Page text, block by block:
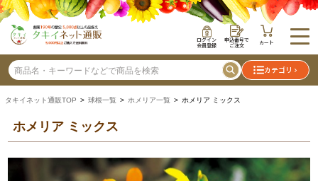
ログイン
会員登録
申込番号で
ご注文 カート
カテゴリ
タキイネット通販TOP > 球根一覧 > ホメリア一覧 > ホメリア ミックス
ホメリア ミックス